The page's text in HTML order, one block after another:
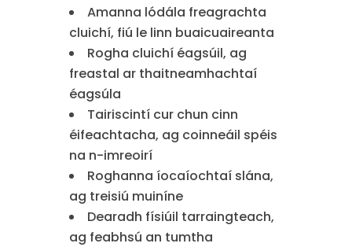
Amanna lódála freagrachta
cluichí, fiú le linn buaicuaireanta
Rogha cluichí éagsúil, ag
freastal ar thaitneamhachtaí
éagsúla
Tairiscintí cur chun cinn
éifeachtacha, ag coinneáil spéis
na n-imreoirí
Roghanna íocaíochtaí slána,
ag treisiú muiníne
Dearadh físiúil tarraingteach,
ag feabhsú an tumtha